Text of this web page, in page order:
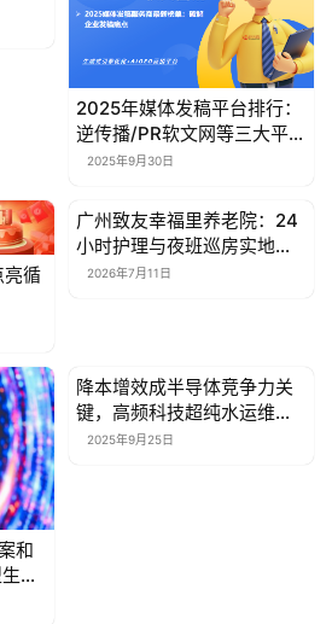
2025年媒体发稿平台排行：
逆传播/PR软文网等三大平台
实测推荐
2025年9月30日
亮循
新闻资讯
广州致友幸福里养老院：24
小时护理与夜班巡房实地核
查指南
2026年7月11日
和
态
新闻资讯
降本增效成半导体竞争力关
键，高频科技超纯水运维助
企业成本优化
2025年9月25日